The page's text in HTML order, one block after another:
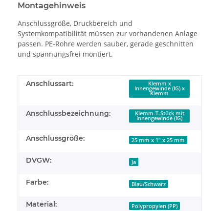
Montagehinweis
Anschlussgröße, Druckbereich und
Systemkompatibilität müssen zur vorhandenen Anlage
passen. PE-Rohre werden sauber, gerade geschnitten
und spannungsfrei montiert.
Produkteigenschaft
Wert
Anschlussart: Klemm x
Innengewinde (IG) x
Klemm
Anschlussbezeichnung: Klemm-T-Stück mit
Innengewinde (IG)
Anschlussgröße: 25 mm x 1" x 25 mm
DVGW: Ja
Farbe: Blau/Schwarz
Material: Polypropylen (PP)